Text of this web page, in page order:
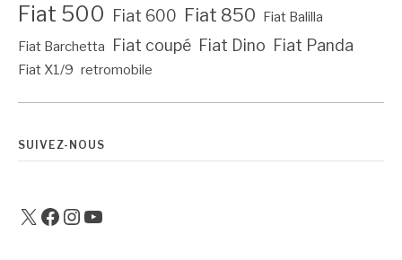
Fiat 500 Fiat 600 Fiat 850 Fiat Balilla
Fiat Barchetta
Fiat coupé Fiat Dino Fiat Panda
Fiat X1/9 retromobile
SUIVEZ-NOUS
X Facebook
Instagram